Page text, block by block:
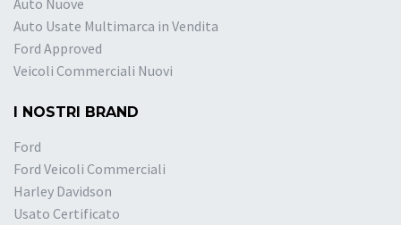
Auto Nuove
Auto Usate Multimarca in Vendita
Ford Approved
Veicoli Commerciali Nuovi
I NOSTRI BRAND
Ford
Ford Veicoli Commerciali
Harley Davidson
Usato Certificato